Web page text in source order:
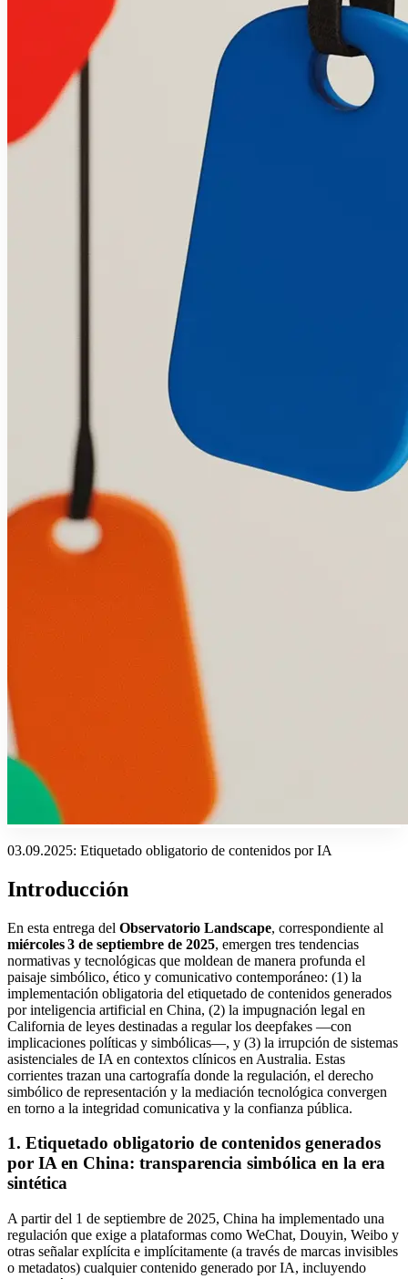
03.09.2025: Etiquetado obligatorio de contenidos por IA
Introducción
En esta entrega del Observatorio Landscape, correspondiente al
miércoles 3 de septiembre de 2025, emergen tres tendencias
normativas y tecnológicas que moldean de manera profunda el
paisaje simbólico, ético y comunicativo contemporáneo: (1) la
implementación obligatoria del etiquetado de contenidos generados
por inteligencia artificial en China, (2) la impugnación legal en
California de leyes destinadas a regular los deepfakes —con
implicaciones políticas y simbólicas—, y (3) la irrupción de sistemas
asistenciales de IA en contextos clínicos en Australia. Estas
corrientes trazan una cartografía donde la regulación, el derecho
simbólico de representación y la mediación tecnológica convergen
en torno a la integridad comunicativa y la confianza pública.
1. Etiquetado obligatorio de contenidos generados
por IA en China: transparencia simbólica en la era
sintética
A partir del 1 de septiembre de 2025, China ha implementado una
regulación que exige a plataformas como WeChat, Douyin, Weibo y
otras señalar explícita e implícitamente (a través de marcas invisibles
o metadatos) cualquier contenido generado por IA, incluyendo